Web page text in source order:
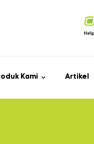
Kami Artikel